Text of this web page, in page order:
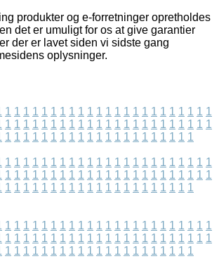
produkter og e-forretninger opretholdes
det er umuligt for os at give garantier
der er lavet siden vi sidste gang
oplysninger.
1 1 1 1 1 1 1 1 1 1 1 1 1 1 1 1 1 1 1 1 1 1 1
1 1 1 1 1 1 1 1 1 1 1 1 1 1 1 1 1 1 1 1 1 1 1
1 1 1 1 1 1 1 1 1 1 1 1 1 1 1 1 1 1 1 1 1
1 1 1 1 1 1 1 1 1 1 1 1 1 1 1 1 1 1 1 1 1 1 1
1 1 1 1 1 1 1 1 1 1 1 1 1 1 1 1 1 1 1 1 1 1 1
1 1 1 1 1 1 1 1 1 1 1 1 1 1 1 1 1 1 1 1 1
1 1 1 1 1 1 1 1 1 1 1 1 1 1 1 1 1 1 1 1 1 1 1
1 1 1 1 1 1 1 1 1 1 1 1 1 1 1 1 1 1 1 1 1 1 1
1 1 1 1 1 1 1 1 1 1 1 1 1 1 1 1 1 1 1 1 1